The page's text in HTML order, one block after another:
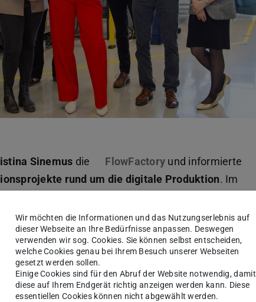
Sinemus die FlowFactory und informierte
rund um die digitale Produktion. Im
Molschanov
, Kevin ZhaoeinenGPT-basierten
einKI-basiertes Spaghetti-Diagramm zur
Wir möchten die Informationen und das Nutzungserlebnis auf
dieser Webseite an Ihre Bedürfnisse anpassen. Deswegen
verwenden wir sog. Cookies. Sie können selbst entscheiden,
welche Cookies genau bei Ihrem Besuch unserer Webseiten
gesetzt werden sollen.
Einige Cookies sind für den Abruf der Website notwendig, damit
diese auf Ihrem Endgerät richtig anzeigen werden kann. Diese
essentiellen Cookies können nicht abgewählt werden.